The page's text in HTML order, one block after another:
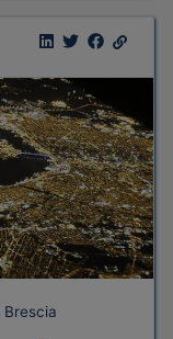
Brescia